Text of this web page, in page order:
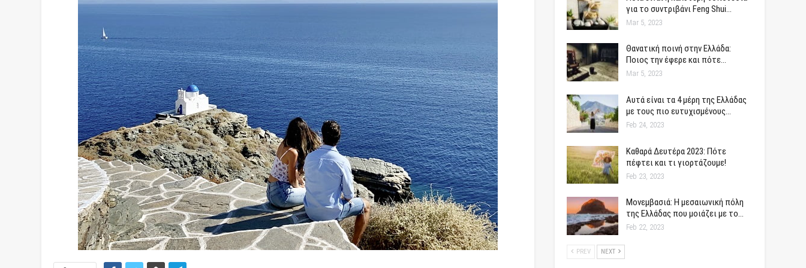
για το συντριβάνι Feng Shui…
Mar 5, 2023
Θανατική ποινή στην Ελλάδα:
Ποιος την έφερε και πότε…
Mar 5, 2023
Αυτά είναι τα 4 μέρη της Ελλάδας
με τους πιο ευτυχισμένους…
Feb 24, 2023
Καθαρά Δευτέρα 2023: Πότε
πέφτει και τι γιορτάζουμε!
Feb 23, 2023
Μονεμβασιά: Η μεσαιωνική πόλη
της Ελλάδας που μοιάζει με το…
Feb 22, 2023
PREV NEXT